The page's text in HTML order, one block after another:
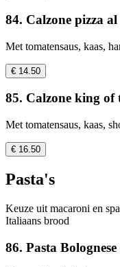
84. Calzone pizza
Met tomatensaus, kaas,
€ 14.50
85. Calzone king of
Met tomatensaus, kaas,
€ 16.50
Pasta's
Keuze uit macaroni en
Italiaans brood
86. Pasta Bolognese